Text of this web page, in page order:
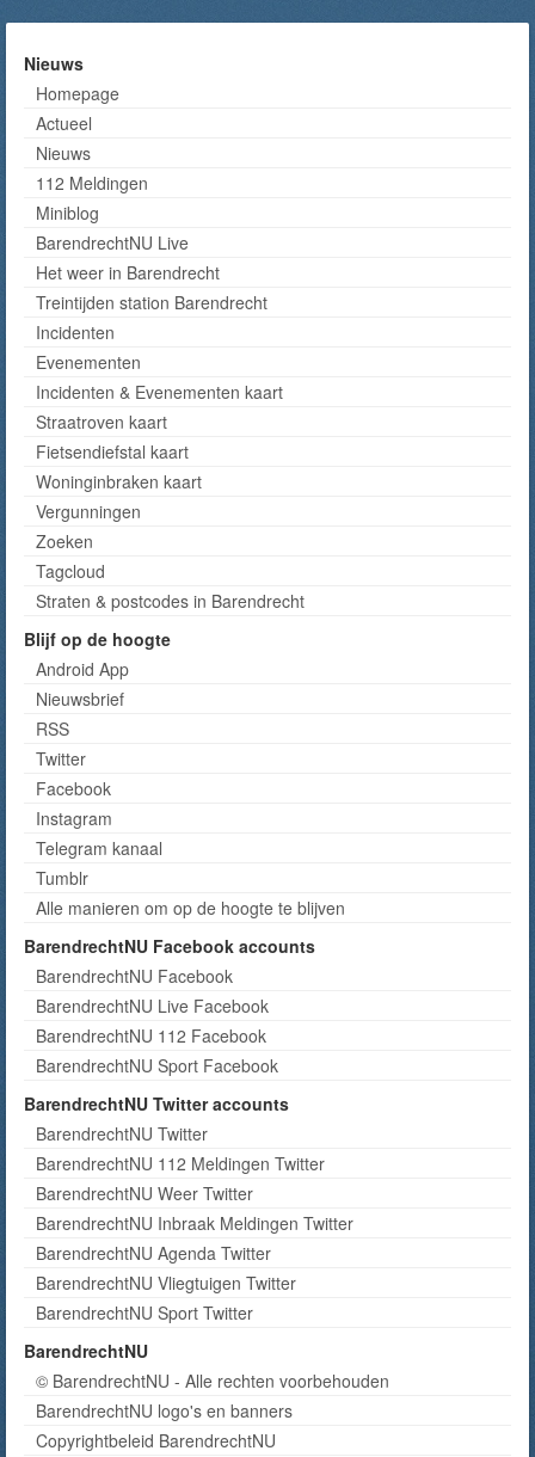
Nieuws
Homepage
Actueel
Nieuws
112 Meldingen
Miniblog
BarendrechtNU Live
Het weer in Barendrecht
Treintijden station Barendrecht
Incidenten
Evenementen
Incidenten & Evenementen kaart
Straatroven kaart
Fietsendiefstal kaart
Woninginbraken kaart
Vergunningen
Zoeken
Tagcloud
Straten & postcodes in Barendrecht
Blijf op de hoogte
Android App
Nieuwsbrief
RSS
Twitter
Facebook
Instagram
Telegram kanaal
Tumblr
Alle manieren om op de hoogte te blijven
BarendrechtNU Facebook accounts
BarendrechtNU Facebook
BarendrechtNU Live Facebook
BarendrechtNU 112 Facebook
BarendrechtNU Sport Facebook
BarendrechtNU Twitter accounts
BarendrechtNU Twitter
BarendrechtNU 112 Meldingen Twitter
BarendrechtNU Weer Twitter
BarendrechtNU Inbraak Meldingen Twitter
BarendrechtNU Agenda Twitter
BarendrechtNU Vliegtuigen Twitter
BarendrechtNU Sport Twitter
BarendrechtNU
© BarendrechtNU - Alle rechten voorbehouden
BarendrechtNU logo's en banners
Copyrightbeleid BarendrechtNU